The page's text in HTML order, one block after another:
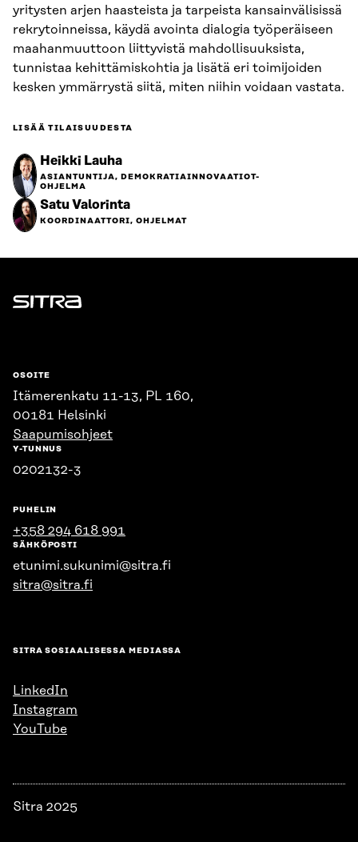
yritysten arjen haasteista ja tarpeista kansainvälisissä
rekrytoinneissa, käydä avointa dialogia työperäiseen
maahanmuuttoon liittyvistä mahdollisuuksista,
tunnistaa kehittämiskohtia ja lisätä eri toimijoiden
kesken ymmärrystä siitä, miten niihin voidaan vastata.
LISÄÄ TILAISUUDESTA
Heikki Lauha
ASIANTUNTIJA, DEMOKRATIAINNOVAATIOT-
OHJELMA
Satu Valorinta
KOORDINAATTORI, OHJELMAT
Sitra
OSOITE
Itämerenkatu 11-13, PL 160,
00181 Helsinki
Saapumisohjeet
Y-TUNNUS
0202132-3
PUHELIN
+358 294 618 991
SÄHKÖPOSTI
etunimi.sukunimi@sitra.fi
sitra@sitra.fi
SITRA SOSIAALISESSA MEDIASSA
LinkedIn
Instagram
YouTube
Sitra 2025